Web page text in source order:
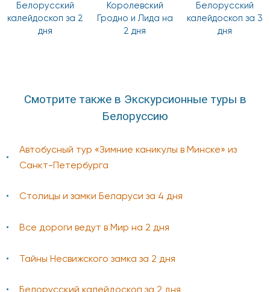
Белорусский
калейдоскоп за 2
дня
Королевский
Гродно и Лида на
2 дня
Белорусский
калейдоскоп за 3
дня
Смотрите также в Экскурсионные туры в
Белоруссию
Автобусный тур «Зимние каникулы в Минске» из
Санкт-Петербурга
Столицы и замки Беларуси за 4 дня
Все дороги ведут в Мир на 2 дня
Тайны Несвижского замка за 2 дня